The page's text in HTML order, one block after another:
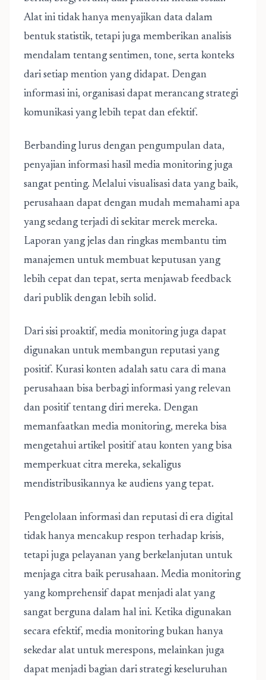
Alat ini tidak hanya menyajikan data dalam
bentuk statistik, tetapi juga memberikan analisis
mendalam tentang sentimen, tone, serta konteks
dari setiap mention yang didapat. Dengan
informasi ini, organisasi dapat merancang strategi
komunikasi yang lebih tepat dan efektif.
Berbanding lurus dengan pengumpulan data,
penyajian informasi hasil media monitoring juga
sangat penting. Melalui visualisasi data yang baik,
perusahaan dapat dengan mudah memahami apa
yang sedang terjadi di sekitar merek mereka.
Laporan yang jelas dan ringkas membantu tim
manajemen untuk membuat keputusan yang
lebih cepat dan tepat, serta menjawab feedback
dari publik dengan lebih solid.
Dari sisi proaktif, media monitoring juga dapat
digunakan untuk membangun reputasi yang
positif. Kurasi konten adalah satu cara di mana
perusahaan bisa berbagi informasi yang relevan
dan positif tentang diri mereka. Dengan
memanfaatkan media monitoring, mereka bisa
mengetahui artikel positif atau konten yang bisa
memperkuat citra mereka, sekaligus
mendistribusikannya ke audiens yang tepat.
Pengelolaan informasi dan reputasi di era digital
tidak hanya mencakup respon terhadap krisis,
tetapi juga pelayanan yang berkelanjutan untuk
menjaga citra baik perusahaan. Media monitoring
yang komprehensif dapat menjadi alat yang
sangat berguna dalam hal ini. Ketika digunakan
secara efektif, media monitoring bukan hanya
sekedar alat untuk merespons, melainkan juga
dapat menjadi bagian dari strategi keseluruhan